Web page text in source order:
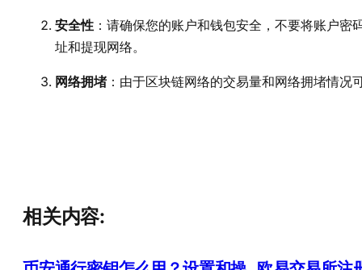
安全性 ：请确保您的账户和钱包安全，不要将账户
址和提现网络。
网络拥堵：由于区块链网络的交易量和网络拥堵情况
相关内容: